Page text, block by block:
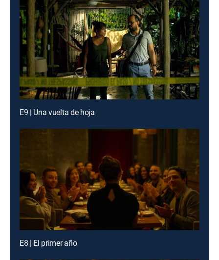
E9 | Una vuelta de hoja
E8 | El primer año